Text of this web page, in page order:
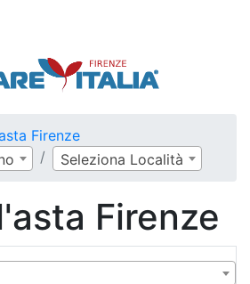
Firenze
Seleziona Località
Firenze